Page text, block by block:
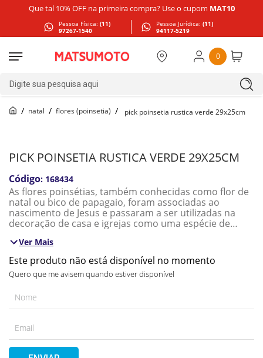
Que tal 10% OFF na primeira compra? Use o cupom MAT10
Pessoa Física: (11)
97267-1540
Pessoa Jurídica: (11)
94117-5219
0
Digite sua pesquisa aqui
natal flores (poinsetia) pick poinsetia rustica verde 29x25cm
PICK POINSETIA RUSTICA VERDE 29X25CM
: 168434
As flores poinsétias, também conhecidas como flor de
natal ou bico de papagaio, foram associadas ao
nascimento de Jesus e passaram a ser utilizadas na
decoração de casa e igrejas como uma espécie de
diretamente ao Natal e ao espírito santo, e de ser
nomeada como “estrela do natal”. É a flor que mais
simboliza o natal e deixa sua decoração ainda mais
linda.
Quantidade: 1 Unidade
Cor: Verde
Material: Tecido/PP/Arame
*Imagens ilustrativas
*As cores podem alterar conforme o seu monitor.
Ver Mais
Este produto não está disponível no momento
Quero que me avisem quando estiver disponível